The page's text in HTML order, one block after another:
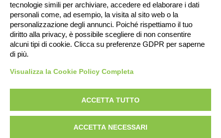
Contatti
Area riservata
Privacy Policy
Whistleblowing
Disposizioni per lo
imballaggi
tecnologie simili per archiviare, accedere ed elaborare i dati
personali come, ad esempio, la visita al sito web o la
personalizzazione degli annunci. Poiché rispettiamo il tuo
diritto alla privacy, è possibile scegliere di non consentire
alcuni tipi di cookie. Clicca su preferenze GDPR per saperne
di più.
Visualizza la Cookie Policy Completa
ACCETTA TUTTO
ACCETTA NECESSARI